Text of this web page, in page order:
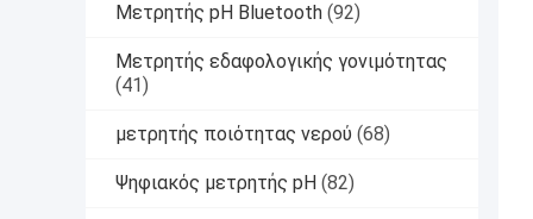
Μετρητής pH Bluetooth (92)
Μετρητής εδαφολογικής γονιμότητας
(41)
μετρητής ποιότητας νερού (68)
Ψηφιακός μετρητής pH (82)